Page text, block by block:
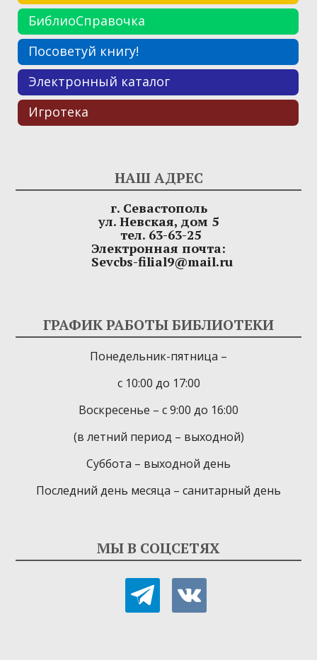
БиблиоСправочка
Посоветуй книгу!
Электронный каталог
Игротека
НАШ АДРЕС
г. Севастополь
ул. Невская, дом 5
тел. 63-63-25
Электронная почта:
Sevcbs-filial9@mail.ru
ГРАФИК РАБОТЫ БИБЛИОТЕКИ
Понедельник-пятница –
с 10:00 до 17:00
Воскресенье – с 9:00 до 16:00
(в летний период – выходной)
Суббота – выходной день
Последний день месяца – санитарный день
МЫ В СОЦСЕТЯХ
telegram vkontakte